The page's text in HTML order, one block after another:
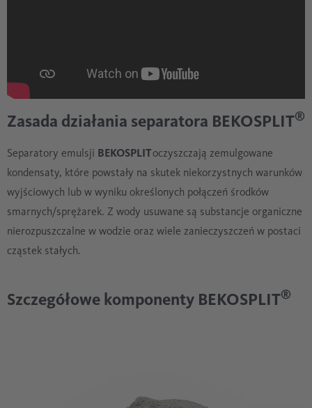
Zasada działania separatora BEKOSPLIT®
Separatory emulsji BEKOSPLIToczyszczają zemulgowane
kondensaty, które powstały na skutek niekorzystnych warunków
wyjściowych lub w wyniku określonych połączeń środków
smarnych/sprężarek. Z wody usuwane są substancje organiczne
nierozpuszczalne w wodzie oraz wiele zanieczyszczeń w postaci
cząstek stałych.
Szczegółowe komponenty BEKOSPLIT®